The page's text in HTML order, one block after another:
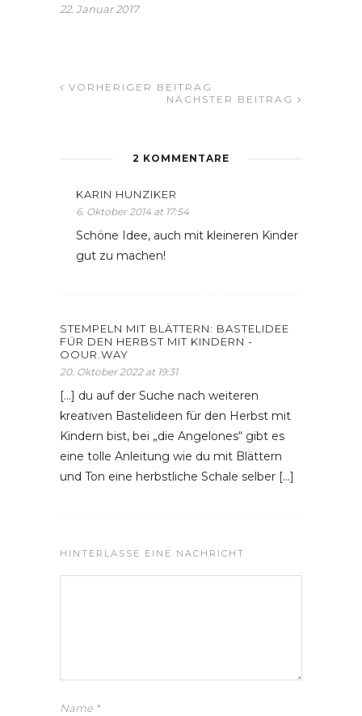
22. Januar 2017
VORHERIGER BEITRAG
NÄCHSTER BEITRAG
2 KOMMENTARE
KARIN HUNZIKER
6. Oktober 2014 at 17:54
Schöne Idee, auch mit kleineren Kinder
gut zu machen!
STEMPELN MIT BLÄTTERN: BASTELIDEE
FÜR DEN HERBST MIT KINDERN -
OOUR.WAY
20. Oktober 2022 at 19:31
[…] du auf der Suche nach weiteren
kreativen Bastelideen für den Herbst mit
Kindern bist, bei „die Angelones“ gibt es
eine tolle Anleitung wie du mit Blättern
und Ton eine herbstliche Schale selber […]
HINTERLASSE EINE NACHRICHT
Name *